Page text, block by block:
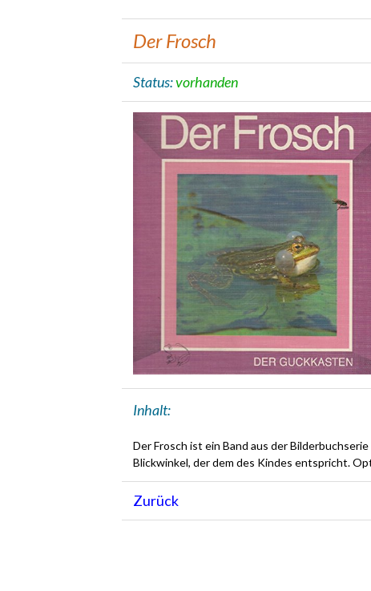
Der Frosch
Status:vorhanden
Inhalt:
Der Frosch ist ein Band aus der
Blickwinkel, der dem des Kindes entspricht.
Zurück